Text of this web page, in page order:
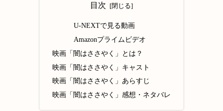
目次
U-NEXTで見る動画
Amazonプライムビデオ
映画「闇はささやく」とは？
映画「闇はささやく」キャスト
映画「闇はささやく」あらすじ
映画「闇はささやく」感想・ネタバレ